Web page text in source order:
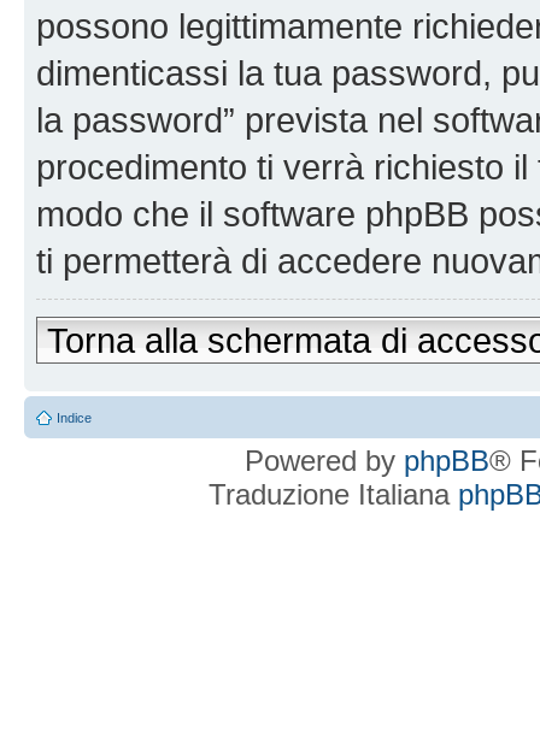
possono legittimamente
dimenticassi la tua password,
la password” prevista nel
procedimento ti verrà richiesto
modo che il software phpBB
ti permetterà di accedere
Torna alla schermata di
Indice
Powered by phpBB®
Traduzione Italiana